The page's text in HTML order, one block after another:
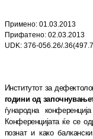
Примено: 01.03.2013
Прифатено: 02.03.2013
UDK: 376-056.26/
Институтот за
години од започнување
ѓународна
Конференцијата ќе се
познат и како